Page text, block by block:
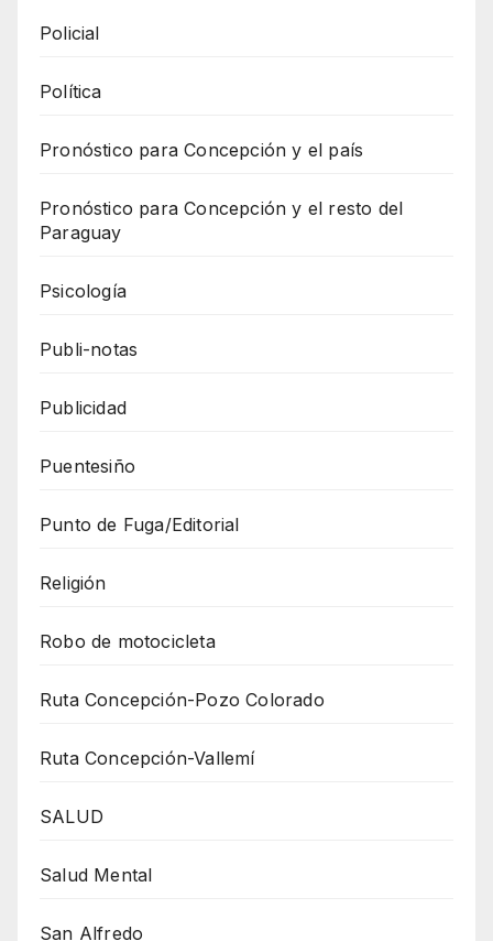
Policial
Política
Pronóstico para Concepción y el país
Pronóstico para Concepción y el resto del
Paraguay
Psicología
Publi-notas
Publicidad
Puentesiño
Punto de Fuga/Editorial
Religión
Robo de motocicleta
Ruta Concepción-Pozo Colorado
Ruta Concepción-Vallemí
SALUD
Salud Mental
San Alfredo